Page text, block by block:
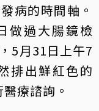
病的時間軸。
做過大腸鏡檢
5月31日上午7
排出鮮紅色的
療諮詢。